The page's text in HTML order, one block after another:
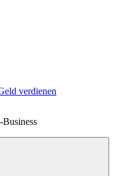
verdienen